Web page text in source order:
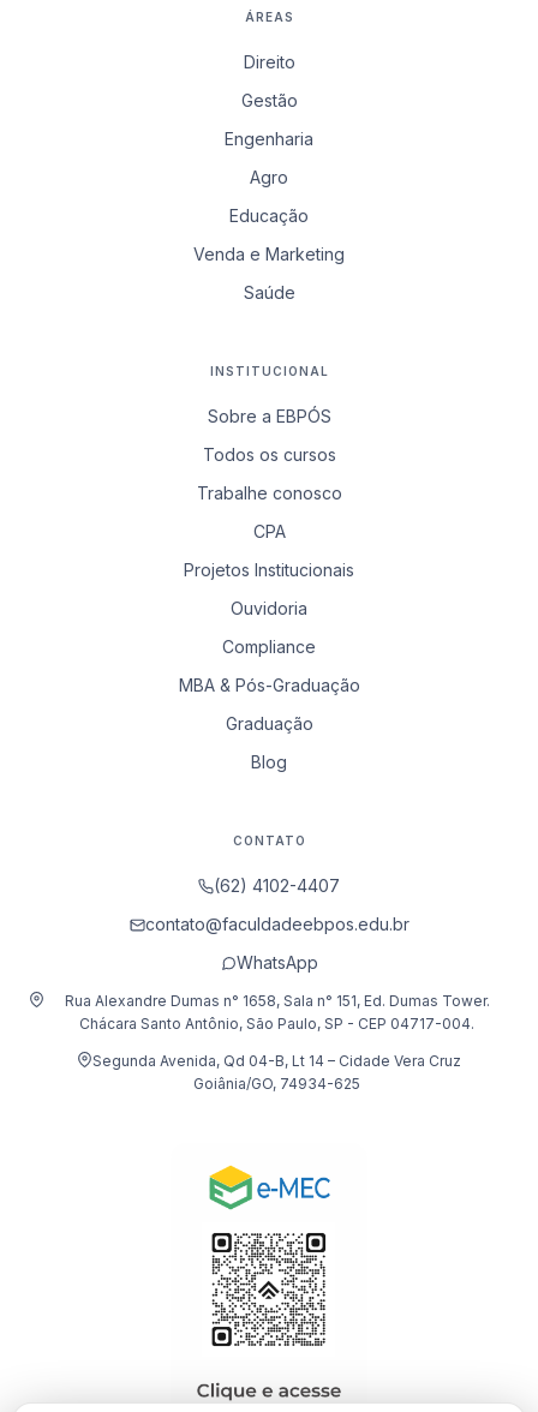
ÁREAS
Direito
Gestão
Engenharia
Agro
Educação
Venda e Marketing
Saúde
INSTITUCIONAL
Sobre a EBPÓS
Todos os cursos
Trabalhe conosco
CPA
Projetos Institucionais
Ouvidoria
Compliance
MBA & Pós-Graduação
Graduação
Blog
CONTATO
(62) 4102-4407
contato@faculdadeebpos.edu.br
WhatsApp
Rua Alexandre Dumas n° 1658, Sala n° 151, Ed. Dumas Tower.
Chácara Santo Antônio, São Paulo, SP - CEP 04717-004.
Segunda Avenida, Qd 04-B, Lt 14 – Cidade Vera Cruz
Goiânia/GO, 74934-625